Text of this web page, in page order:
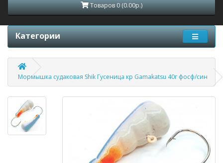
Товаров 0 (0.00р.)
Категории
Мормышка судаковая Shik Гусеница кр Gamakatsu 40г фосф/син